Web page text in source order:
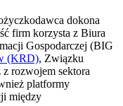
dokona
firm korzysta z Biura
Gospodarczej (BIG
(KRD), Związku
rozwojem sektora
platformy
między